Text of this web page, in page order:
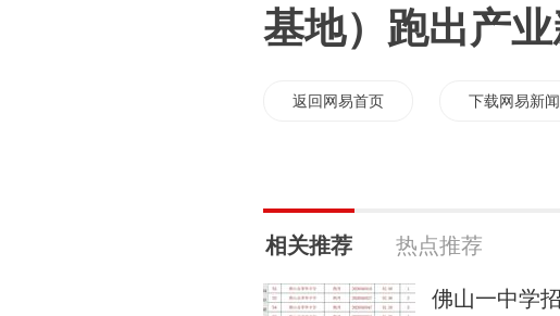
基地）跑出产
返回网易首页 下载网易新
相关推荐 热点推荐
佛山一中学